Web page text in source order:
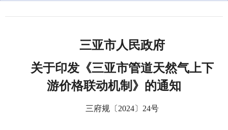
三亚市人民政府
关于印发《三亚市管道天然气上下
游价格联动机制》的通知
三府规〔2024〕24号